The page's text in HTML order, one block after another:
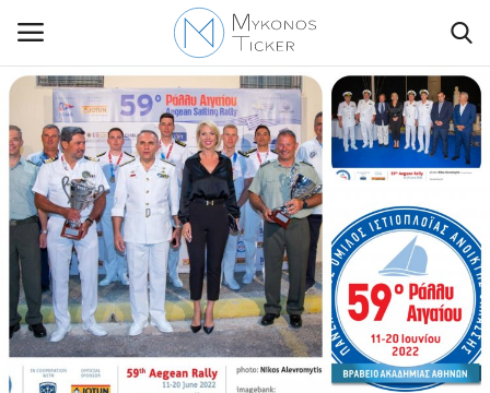
Contact Us
Politique
Business
Travel